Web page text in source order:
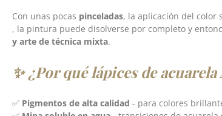
Con unas pocas pinceladas, la aplicación del color
, la pintura puede disolverse por completo y
y arte de técnica mixta.
✨ ¿Por qué lápices de
✅ Pigmentos de alta calidad - para colores